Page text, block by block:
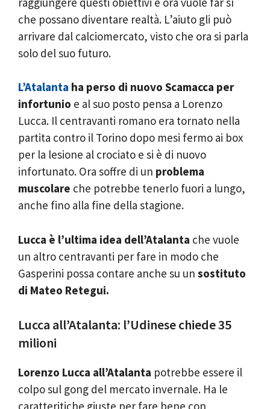
che possano diventare realtà. L’aiuto gli può
arrivare dal calciomercato, visto che ora si parla
solo del suo futuro.
L’Atalanta ha perso di nuovo Scamacca per
infortunio e al suo posto pensa a Lorenzo
Lucca. Il centravanti romano era tornato nella
partita contro il Torino dopo mesi fermo ai box
per la lesione al crociato e si è di nuovo
infortunato. Ora soffre di un problema
muscolare che potrebbe tenerlo fuori a lungo,
anche fino alla fine della stagione.
Lucca è l’ultima idea dell’Atalanta che vuole
un altro centravanti per fare in modo che
Gasperini possa contare anche su un sostituto
di Mateo Retegui.
Lucca all’Atalanta: l’Udinese chiede 35
milioni
Lorenzo Lucca all’Atalanta potrebbe essere il
colpo sul gong del mercato invernale. Ha le
caratteritiche giuste per fare bene con